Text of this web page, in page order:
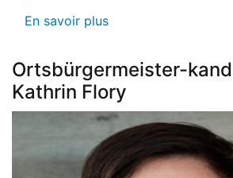
En savoir plus
erhält
Martinipreis
Ortsbürgermeister-
Kathrin Flory